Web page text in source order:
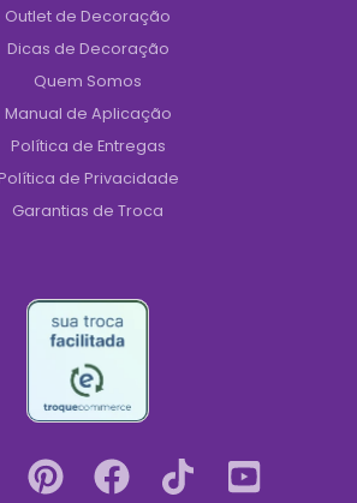
Outlet de Decoração
Dicas de Decoração
Quem Somos
Manual de Aplicação
Política de Entregas
de Privacidade
Garantias de Troca